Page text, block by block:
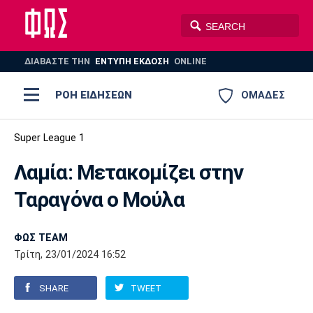
ΔΙΑΒΑΣΤΕ THN ΕΝΤΥΠΗ ΕΚΔΟΣΗ ONLINE
ΟΜΑΔΕΣ
ΡΟΗ ΕΙΔΗΣΕΩΝ
ΠΟΔΟΣΦΑΙΡΟ
ΣΠΟΡ
AUTO-MOTO
Ποδόσφαιρο
Super League 1
Super League 2
Γ Εθνική
Ελλάδα
Μπάσκετ
Ελλάδα
Εθνική
EuroLeague
Ολυμπιακοί Αγώνες
Βόλεϊ
Πόλο
Ολυμπιακός ΑΕΚ
Παναθηναϊκός Ατρόμητος
Super League 1
Λαμία: Μετακομίζει στην
Ταραγόνα ο Μούλα
ΦΩΣ TEAM
Τρίτη, 23/01/2024 16:52
SHARE TWEET